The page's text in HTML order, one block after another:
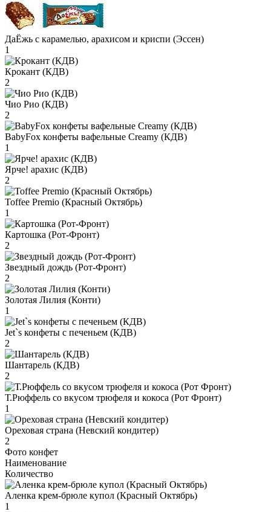
ДаЁжь с карамелью, арахисом и криспи (Эссен)
1
Крокант (КДВ)
2
Чио Рио (КДВ)
2
BabyFox конфеты вафельные Creamy (КДВ)
1
Ярче! арахис (КДВ)
2
Toffee Premio (Красный Октябрь)
1
Картошка (Рот-Фронт)
2
Звездный дождь (Рот-Фронт)
2
Золотая Лилия (Конти)
1
Jet`s конфеты с печеньем (КДВ)
2
Шантарель (КДВ)
2
Т.Рюффель со вкусом трюфеля и кокоса (Рот Фронт)
1
Ореховая страна (Невский кондитер)
2
Фото конфет
Наименование
Количество
Аленка крем-брюле купол (Красный Октябрь)
1